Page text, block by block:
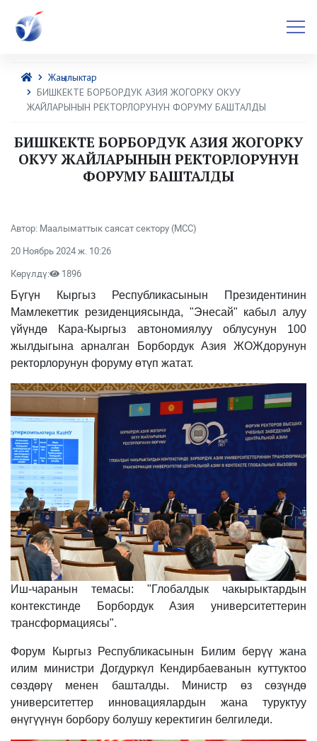
Жаңылыктар
БИШКЕКТЕ БОРБОРДУК АЗИЯ ЖОГОРКУ ОКУУ
ЖАЙЛАРЫНЫН РЕКТОРЛОРУНУН ФОРУМУ БАШТАЛДЫ
БИШКЕКТЕ БОРБОРДУК АЗИЯ ЖОГОРКУ
ОКУУ ЖАЙЛАРЫНЫН РЕКТОРЛОРУНУН
ФОРУМУ БАШТАЛДЫ
Автор: Маалыматтык саясат сектору (МСС)
20 Ноябрь 2024 ж. 10:26
Көрүлдү:
1896
Бүгүн Кыргыз Республикасынын Президентинин
Мамлекеттик резиденциясында, "Энесай" кабыл алуу
үйүндө Кара-Кыргыз автономиялуу облусунун 100
жылдыгына арналган Борбордук Азия ЖОЖдорунун
ректорлорунун форуму өтүп жатат.
Иш-чаранын темасы: "Глобалдык чакырыктардын
контекстинде Борбордук Азия университеттерин
трансформациясы".
Форум Кыргыз Республикасынын Билим берүү жана
илим министри Догдуркүл Кендирбаеванын куттуктоо
сөздөрү менен башталды. Министр өз сөзүндө
университеттер инновациялардын жана туруктуу
өнүгүүнүн борбору болушу керектигин белгиледи.